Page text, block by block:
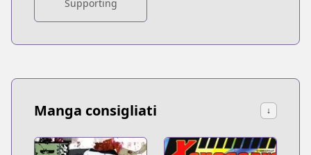
Supporting
Manga consigliati ↓